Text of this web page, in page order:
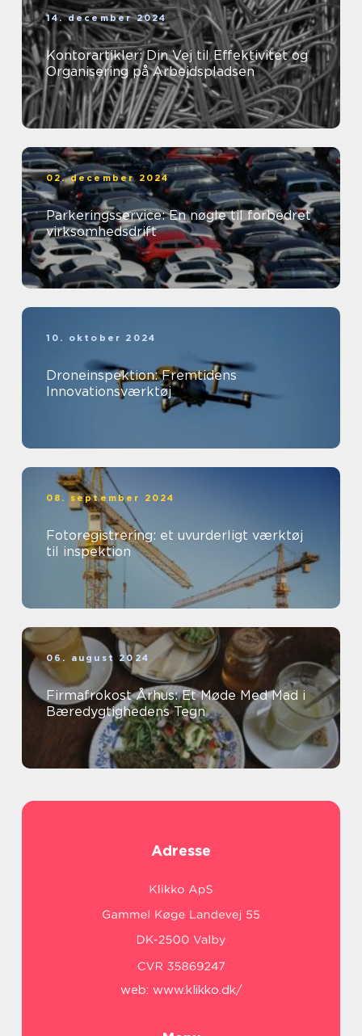
14. december 2024
Kontorartikler: Din Vej til Effektivitet og
Organisering på Arbejdspladsen
02. december 2024
Parkeringsservice: En nøgle til forbedret
virksomhedsdrift
10. oktober 2024
Droneinspektion: Fremtidens
Innovationsværktøj
08. september 2024
Fotoregistrering: et uvurderligt værktøj
til inspektion
06. august 2024
Firmafrokost Århus: Et Møde Med Mad i
Bæredygtighedens Tegn
Adresse
web: www.klikko.dk/